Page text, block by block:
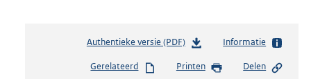
Authentieke versie (PDF)b
s
Informatie
Gerelateerd Printen Delen